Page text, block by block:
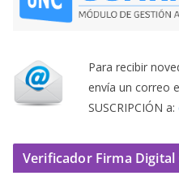
Para recibir
envía un correo
SUSCRIPCIÓN a:
Verificador Firma Digital